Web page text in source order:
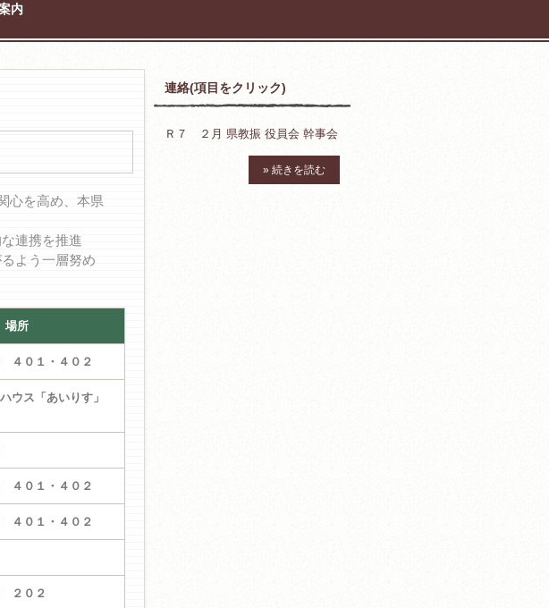
内
を高め、本県
連携を推進
う一層努め
場所
４０１・４０２
ウス「あいりす」
館
４０１・４０２
４０１・４０２
２０２
連絡(項目をクリック)
Ｒ７ ２月 県教振 役員会 幹事会
» 続きを読む